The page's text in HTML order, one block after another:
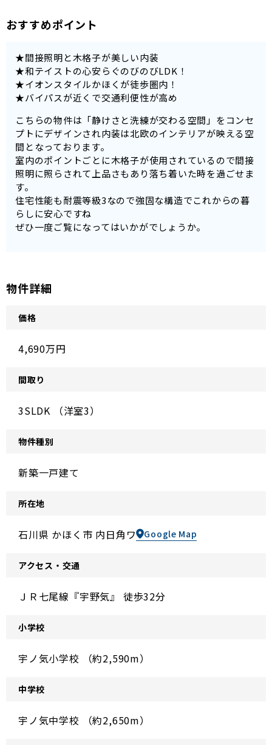
おすすめポイント
★間接照明と木格子が美しい内装
★和テイストの心安らぐのびのびLDK！
★イオンスタイルかほくが徒歩圏内！
★バイパスが近くで交通利便性が高め
こちらの物件は「静けさと洗練が交わる空間」をコンセ
プトにデザインされ内装は北欧のインテリアが映える空
間となっております。
室内のポイントごとに木格子が使用されているので間接
照明に照らされて上品さもあり落ち着いた時を過ごせま
す。
住宅性能も耐震等級3なので強固な構造でこれからの暮
らしに安心ですね
ぜひ一度ご覧になってはいかがでしょうか。
物件詳細
価格
4,690万円
間取り
3SLDK （洋室3）
物件種別
新築一戸建て
所在地
石川県 かほく市 内日角ワ Google Map
アクセス・交通
ＪＲ七尾線『宇野気』 徒歩32分
小学校
宇ノ気小学校 （約2,590m）
中学校
宇ノ気中学校 （約2,650m）